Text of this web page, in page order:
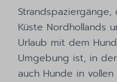
Küste Nordhollands
Urlaub mit dem
Umgebung ist, in
auch Hunde in